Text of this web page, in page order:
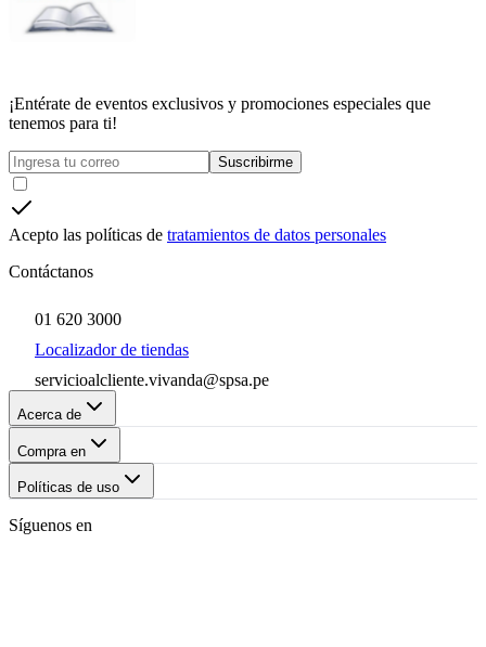
¡Entérate de eventos exclusivos y promociones especiales que
tenemos para ti!
Suscribirme
Acepto las políticas de tratamientos de datos personales
Contáctanos
01 620 3000
Localizador de tiendas
servicioalcliente.vivanda@spsa.pe
Acerca de
Compra en
Políticas de uso
Síguenos en